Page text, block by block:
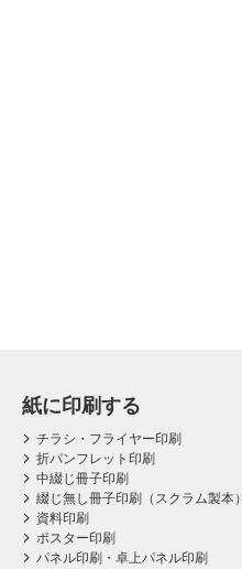
紙に印刷する
チラシ・フライヤー印刷
折パンフレット印刷
中綴じ冊子印刷
綴じ無し冊子印刷（スクラム製本）
資料印刷
ポスター印刷
パネル印刷・卓上パネル印刷